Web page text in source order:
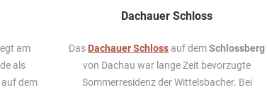
am
als
dem
Dachauer Schloss
Das Dachauer Schloss auf demSchlossberg
von Dachau war lange Zeit bevorzugte
Sommerresidenz der Wittelsbacher. Bei